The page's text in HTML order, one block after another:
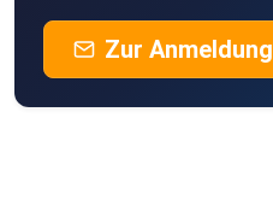
Zur Anmeldung